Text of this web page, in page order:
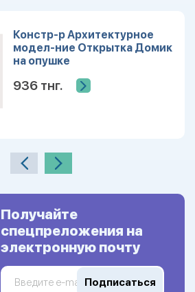
Констр-р Архитектурное
модел-ние Открытка Домик
на опушке
936 тнг.
Получайте
спецпреложения на
электронную почту
Подписаться